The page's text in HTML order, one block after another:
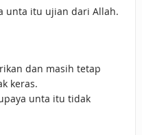
unta itu ujian dari Allah.
dan masih tetap
keras.
unta itu tidak